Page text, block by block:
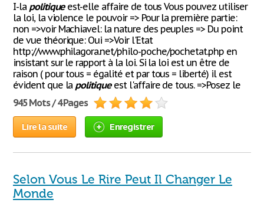
I-la politiqueest-elle affaire de tous Vous pouvez utiliser
la loi, la violence le pouvoir => Pour la première partie:
non =>voir Machiavel: la nature des peuples => Du point
de vue théorique: Oui =>Voir l'Etat
http://www.philagora.net/philo-poche/pochetat.php en
insistant sur le rapport à la loi. Si la loi est un être de
raison ( pour tous = égalité et par tous = liberté) il est
évident que la politiqueest l'affaire de tous. =>Posez le
945 Mots / 4 Pages
Lire la suite Enregistrer
Selon Vous Le Rire Peut Il Changer Le
Monde